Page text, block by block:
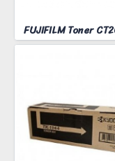
FUJIFILM Toner